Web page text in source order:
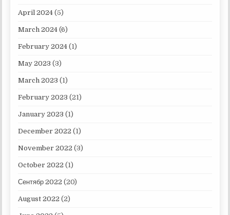
April 2024 (5)
March 2024 (6)
February 2024 (1)
May 2023 (3)
March 2023 (1)
February 2023 (21)
January 2023 (1)
December 2022 (1)
November 2022 (3)
October 2022 (1)
Сентябр 2022 (20)
August 2022 (2)